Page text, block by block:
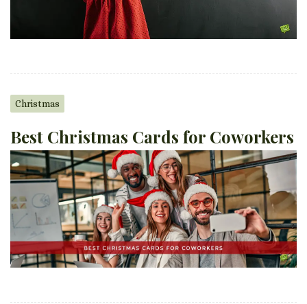
Christmas
Best Christmas Cards for Coworkers